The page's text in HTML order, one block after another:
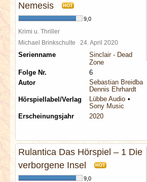
Nemesis HOT
9,0
Krimi u. Thriller
Michael Brinkschulte 24. April 2020
Serienname
Sinclair - Dead
Zone
Folge Nr.
6
Autor
Sebastian Breidbach
Dennis Ehrhardt
Hörspiellabel/Verlag
Lübbe Audio
Sony Music
Erscheinungsjahr
2020
Rulantica Das Hörspiel – 1 Die
verborgene Insel
HOT
9,0